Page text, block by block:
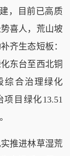
，目前已高质
喜人，荒山坡
齐生态短板：
东台至西北铜
综合治理绿化
目绿化13.51
推进林草湿荒